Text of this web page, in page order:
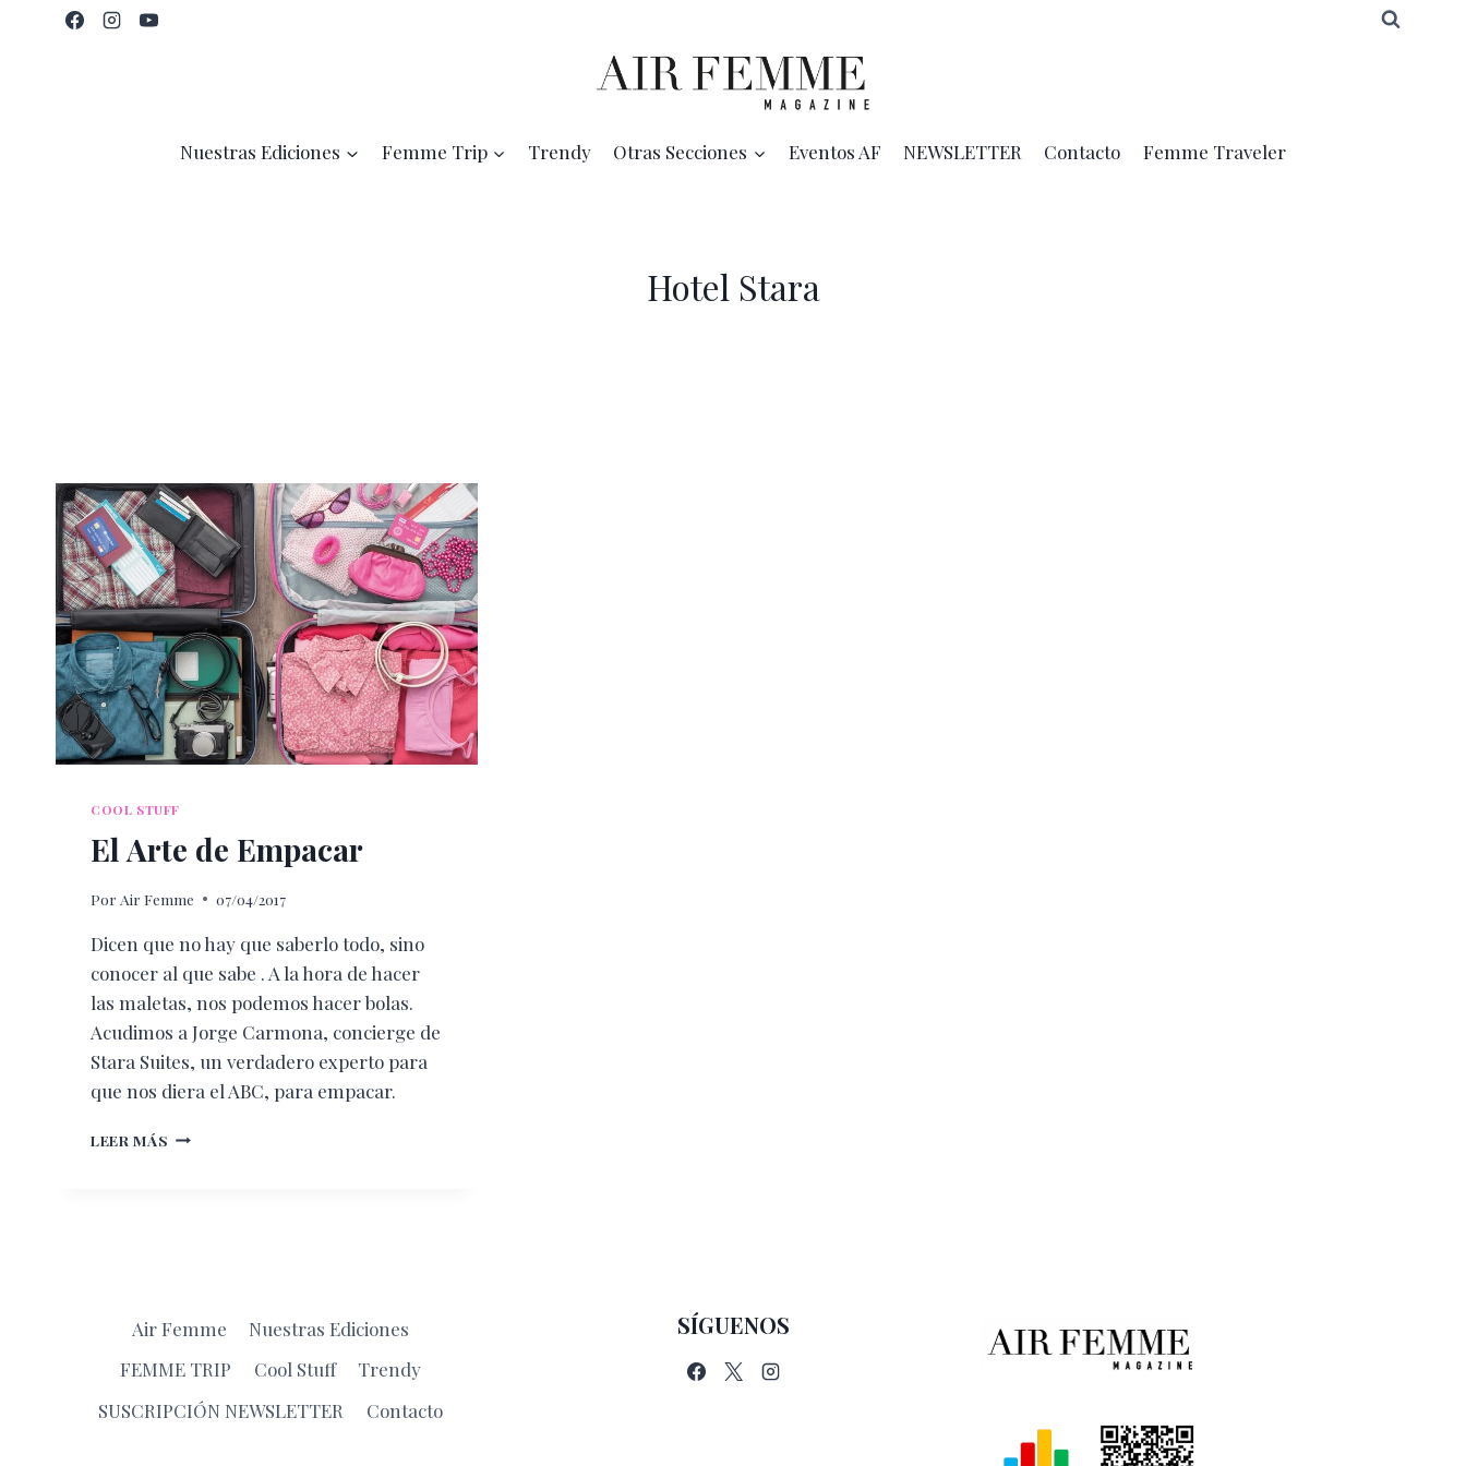
Nuestras Ediciones Femme Trip Trendy Otras Secciones Eventos AF NEWSLETTER Contacto Femme Traveler
Hotel Stara
COOL STUFF
El Arte de Empacar
Por Air Femme 07/04/2017
Dicen que no hay que saberlo todo, sino
conocer al que sabe . A la hora de hacer
las maletas, nos podemos hacer bolas.
Acudimos a Jorge Carmona, concierge de
Stara Suites, un verdadero experto para
que nos diera el ABC, para empacar.
LEER MÁS EL
Air Femme
Nuestras Ediciones
FEMME TRIP
Cool Stuff
Trendy
SUSCRIPCIÓN NEWSLETTER
Contacto
SÍGUENOS